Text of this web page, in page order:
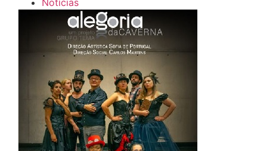
Notícias